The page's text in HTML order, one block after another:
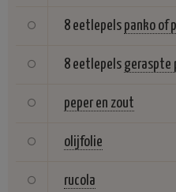
8 eetlepels panko of
8 eetlepels geraspte
peper en zout
olijfolie
rucola